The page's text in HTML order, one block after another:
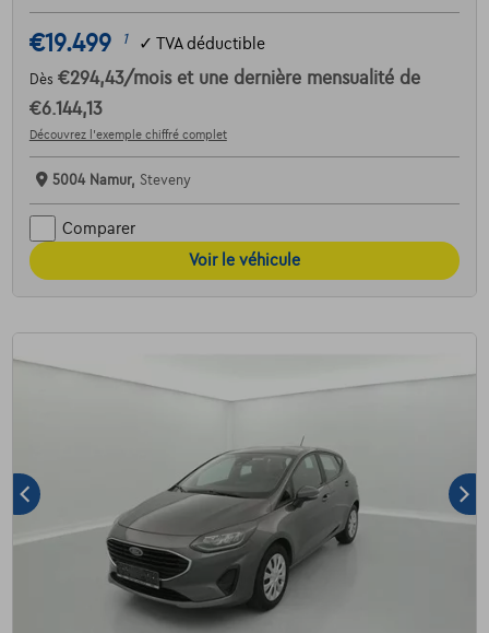
€19.499 1 ✓ TVA déductible
Dès €294,43/mois et une dernière mensualité de
€6.144,13
Découvrez l’exemple chiffré complet
5004 Namur, Steveny
Comparer
Voir le véhicule